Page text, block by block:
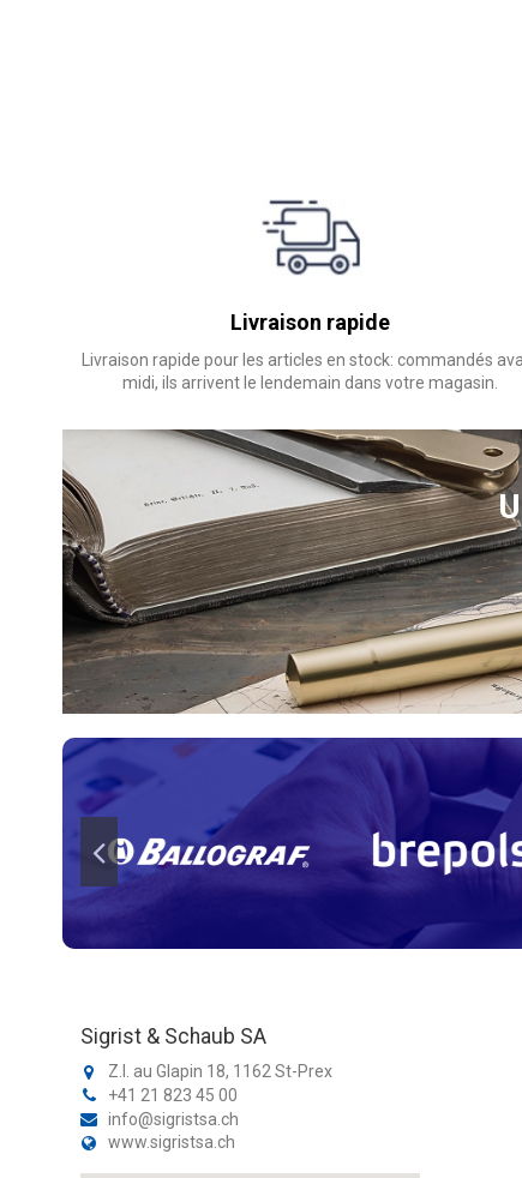
Livraison rapide
Livraison rapide pour les articles en stock: commandés
midi, ils arrivent le lendemain dans votre magasin.
Sigrist & Schaub SA
Z.I. au Glapin 18, 1162 St-Prex
+41 21 823 45 00
info@sigristsa.ch
www.sigristsa.ch